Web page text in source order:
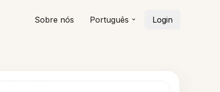
Sobre nós Português Login